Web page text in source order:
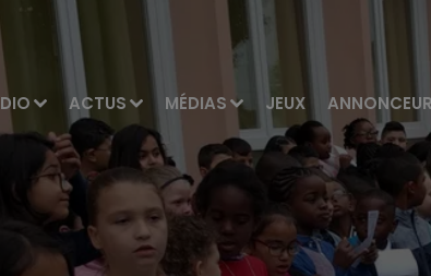
ACTUS MÉDIAS JEUX